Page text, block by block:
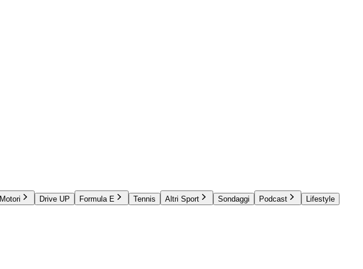
Motori Drive UP Formula E Tennis Altri Sport Sondaggi Podcast
Lifestyle